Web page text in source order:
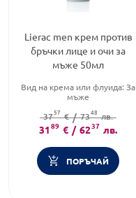
Lierac men крем против
бръчки лице и очи за
мъже 50мл
Вид на крема или флуида: За
мъже
Тип кожа:Всеки тип кожа
3757 € / 7348 лв.
3189 € / 6237 лв.
ПОРЪЧАЙ